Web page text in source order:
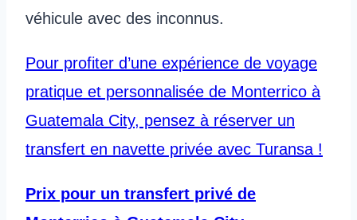
véhicule avec des inconnus.
Pour profiter d’une expérience de voyage
pratique et personnalisée de Monterrico à
Guatemala City, pensez à réserver un
transfert en navette privée avec Turansa !
Prix pour un transfert privé de